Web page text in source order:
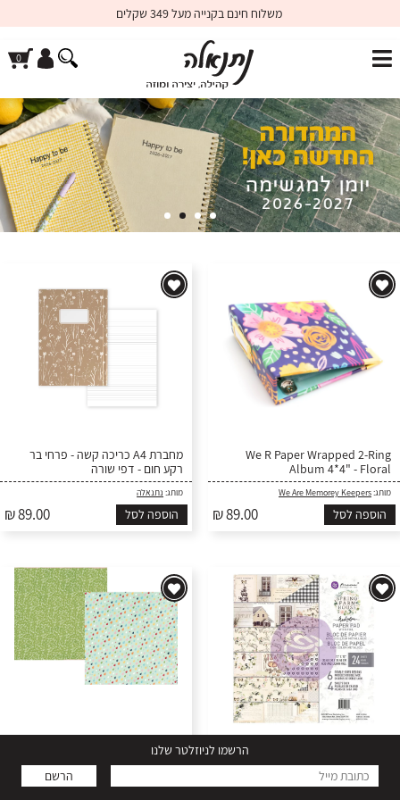
משלוח חינם בקנייה מעל 349 שקלים
We R Paper Wrapped 2-Ring
Album 4*4" - Floral
מותג:We Are Memorey Keepers
₪ 89.00 הוספה לסל
מחברת A4 כריכה קשה - פרחי בר
רקע חום - דפי שורה
מותג: נתנאלה
₪ 89.00 הוספה לסל
מארז דפי קארדסטוק "12 Spring
Farmhouse
הרשמו לניוזלטר שלנו
הרשם